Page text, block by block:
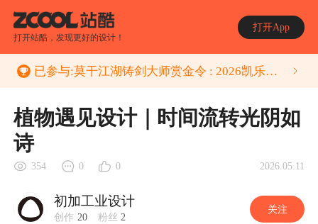
打开站酷，发现更好的设计！
打开App
已参与:莫干江湖铸剑大师赏金令 : 2026凯乐石莫干山跑山赛十周年特别纪念版大宝剑创作大赛
植物遇见设计｜时间流转光阴如
诗
354 0 0 2026.05.11
初加工业设计
创作 20 粉丝 2
关注